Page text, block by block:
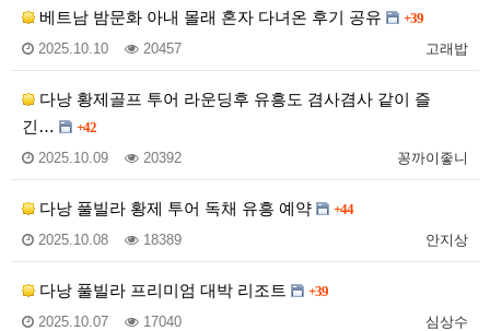
베트남 밤문화 아내 몰래 혼자 다녀온 후기 공유 +39
고래밥
2025.10.10 20457
다낭 황제골프 투어 라운딩후 유흥도 겸사겸사 같이 즐
긴…
+42
꽁까이좋니
2025.10.09 20392
다낭 풀빌라 황제 투어 독채 유흥 예약 +44
안지상
2025.10.08 18389
다낭 풀빌라 프리미엄 대박 리조트 +39
심상수
2025.10.07 17040